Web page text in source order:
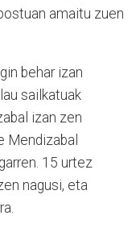
amaitu zuen
behar izan
sailkatuak
izan zen
Mendizabal
15 urtez
nagusi, eta